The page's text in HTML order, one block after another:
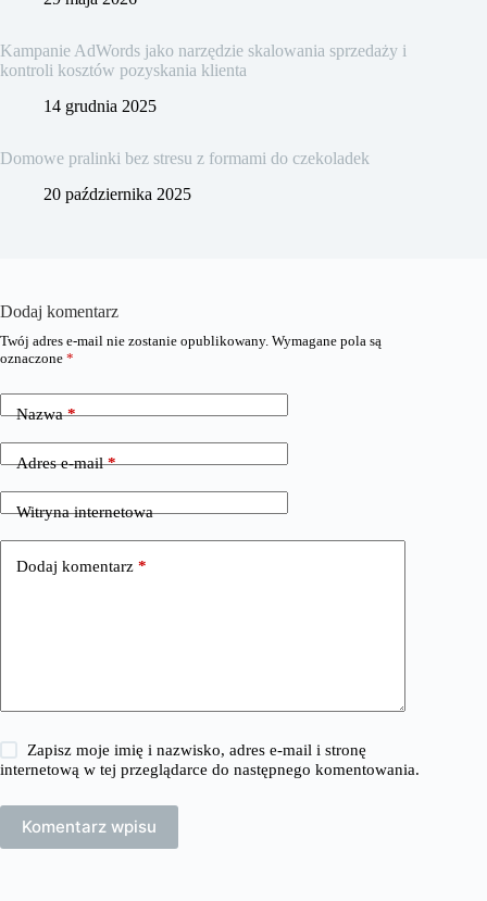
Kampanie AdWords jako narzędzie skalowania sprzedaży i
kontroli kosztów pozyskania klienta
14 grudnia 2025
Domowe pralinki bez stresu z formami do czekoladek
20 października 2025
Dodaj komentarz
Twój adres e-mail nie zostanie opublikowany. Wymagane pola są
oznaczone *
Nazwa*
Adres e-mail*
Witryna internetowa
Dodaj komentarz *
Zapisz moje imię i nazwisko, adres e-mail i stronę
internetową w tej przeglądarce do następnego komentowania.
Komentarz wpisu